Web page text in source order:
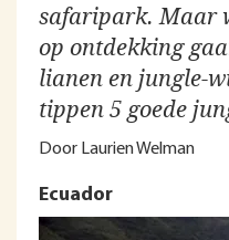
safaripark. Maar
op ontdekking
lianen en jungle-
tippen 5 goede
Door Laurien Welman
Ecuador